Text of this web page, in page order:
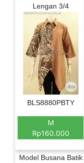
Lengan 3/4
BLS8880PBTY
M
Rp160.000
Model Busana Batik